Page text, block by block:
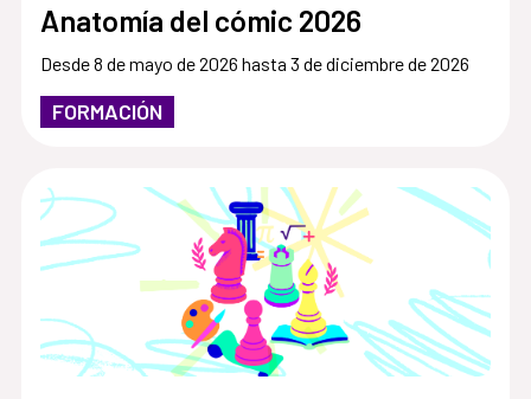
Anatomía del cómic 2026
Desde 8 de mayo de 2026 hasta 3 de diciembre de 2026
FORMACIÓN